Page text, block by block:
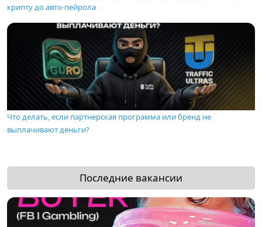
крипту до авто-пейрола
Что делать, если партнерская программа или бренд не
выплачивают деньги?
Последние вакансии